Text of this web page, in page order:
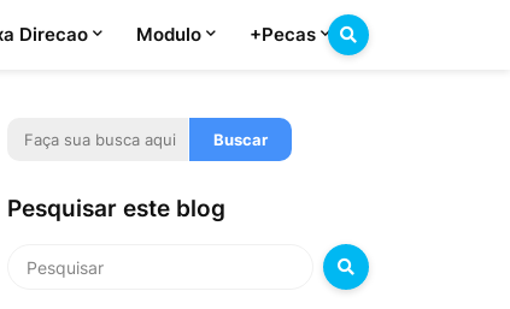
Direcao Modulo +Pecas
Pesquisar este blog